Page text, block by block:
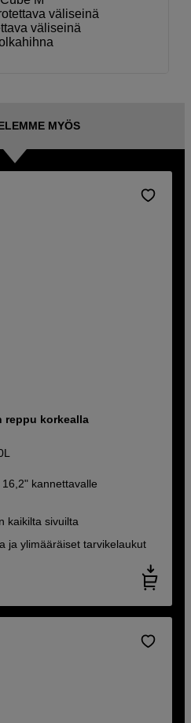
väliseinä
väliseinä
MYÖS
reppu korkealla
kannettavalle
kaikilta sivuilta
ja ylimääräiset tarvikelaukut